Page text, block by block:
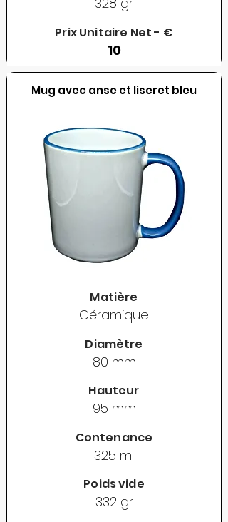
Prix Unitaire Net - €
10
Mug avec anse et liseret bleu
Matière
Céramique
Diamètre
80 mm
Hauteur
95 mm
Contenance
325 ml
Poids vide
332 gr